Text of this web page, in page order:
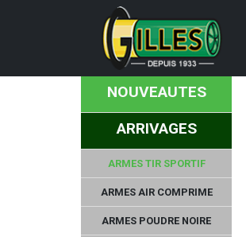
NOUVEAUTES
ARRIVAGES
ARMES TIR SPORTIF
ARMES AIR COMPRIME
ARMES POUDRE NOIRE
2A ARMAMENT
GABION UNLIMITED
SAVIOR EQUIPMENT
MERCUREY MANSART
MAGPUL